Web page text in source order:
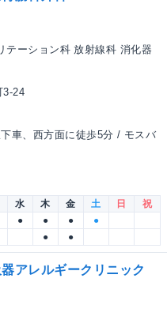
テーション科 放射線科 消化器
3-24
車、西方面に徒歩5分 / モスバ
水 木 金 土 日
祝
● ● ●
●
● ●
アレルギークリニック